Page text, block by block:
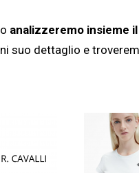
analizzeremo insieme
suo dettaglio e